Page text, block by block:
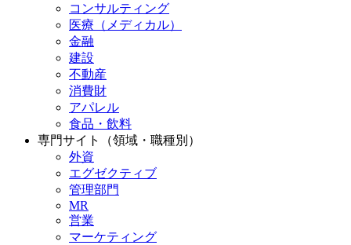
コンサルティング
医療（メディカル）
金融
建設
不動産
消費財
アパレル
食品・飲料
専門サイト（領域・職種別）
外資
エグゼクティブ
管理部門
MR
営業
マーケティング